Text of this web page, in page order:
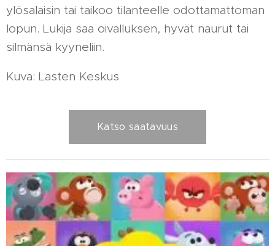
ylösalaisin tai taikoo tilanteelle odottamattoman
lopun. Lukija saa oivalluksen, hyvät naurut tai
silmänsä kyyneliin.
Kuva: Lasten Keskus
Katso saatavuus